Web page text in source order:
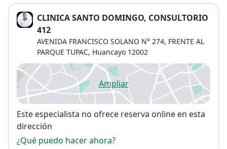
CLINICA SANTO DOMINGO, CONSULTORIO
412
AVENIDA FRANCISCO SOLANO N° 274, FRENTE AL
PARQUE TUPAC, Huancayo 12002
Ampliarse abre en una nueva
Disponibilidad
Este especialista no ofrece reserva online en esta
dirección
¿Qué puedo hacer ahora?